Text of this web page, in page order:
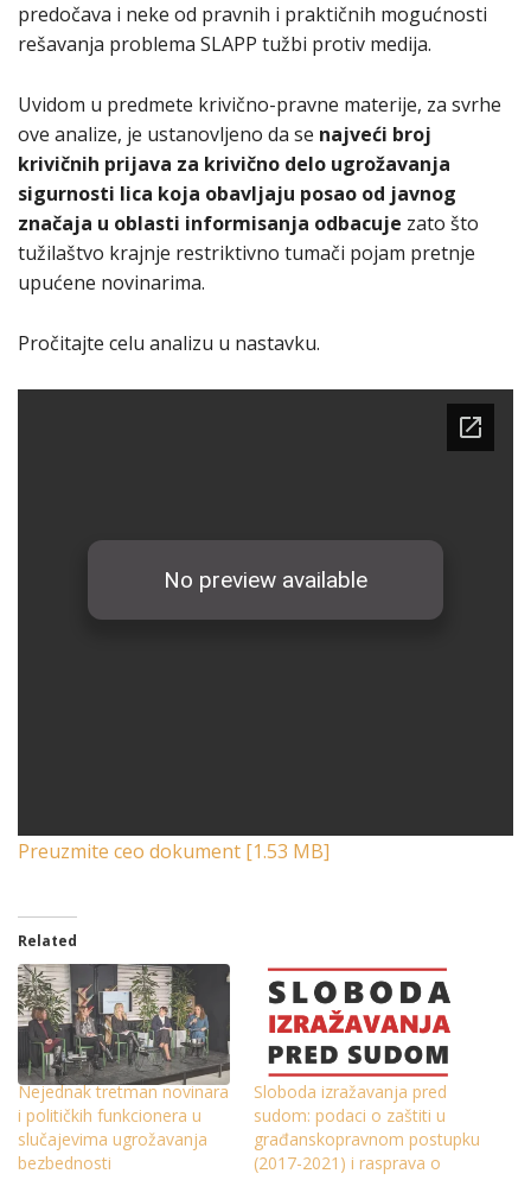
predočava i neke od pravnih i praktičnih mogućnosti
rešavanja problema SLAPP tužbi protiv medija.
Uvidom u predmete krivično-pravne materije, za svrhe
ove analize, je ustanovljeno da se najveći broj
krivičnih prijava za krivično delo ugrožavanja
sigurnosti lica koja obavljaju posao od javnog
značaja u oblasti informisanja odbacuje zato što
tužilaštvo krajnje restriktivno tumači pojam pretnje
upućene novinarima.
Pročitajte celu analizu u nastavku.
Preuzmite ceo dokument [1.53 MB]
Related
Nejednak tretman novinara
i političkih funkcionera u
slučajevima ugrožavanja
bezbednosti
Sloboda izražavanja pred
sudom: podaci o zaštiti u
građanskopravnom postupku
(2017-2021) i rasprava o